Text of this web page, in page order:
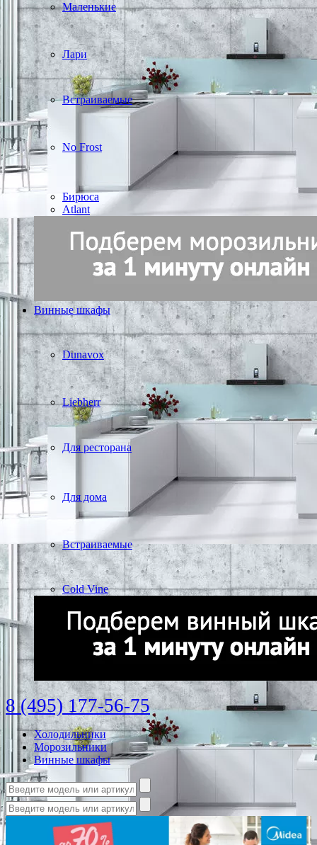
Маленькие
Лари
Встраиваемые
No Frost
Бирюса
Atlant
Винные шкафы
Dunavox
Liebherr
Для ресторана
Для дома
Встраиваемые
Cold Vine
8 (495) 177-56-75
Холодильники
Морозильники
Винные шкафы